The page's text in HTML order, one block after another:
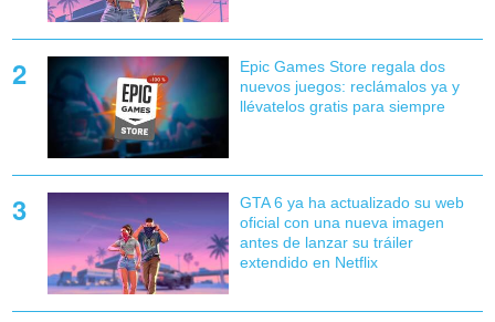
Epic Games Store regala dos
nuevos juegos: reclámalos ya y
llévatelos gratis para siempre
GTA 6 ya ha actualizado su web
oficial con una nueva imagen
antes de lanzar su tráiler
extendido en Netflix